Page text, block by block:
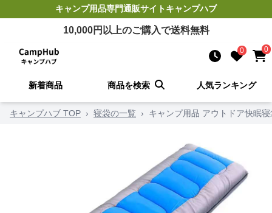
キャンプ用品専門通販サイトキャンプハブ
10,000円以上のご購入で送料無料
0 0
新着商品 商品を検索 人気ランキング
キャンプハブ TOP › 寝袋の一覧 › キャンプ用品 アウトドア快眠寝